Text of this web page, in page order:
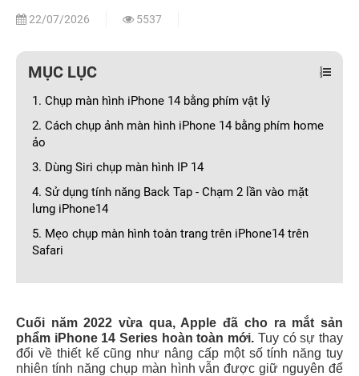
22/07/2026 5537
MỤC LỤC
1. Chụp màn hình iPhone 14 bằng phím vật lý
2. Cách chụp ảnh màn hình iPhone 14 bằng phím home
ảo
3. Dùng Siri chụp màn hình IP 14
4. Sử dụng tính năng Back Tap - Chạm 2 lần vào mặt
lưng iPhone14
5. Mẹo chụp màn hình toàn trang trên iPhone14 trên
Safari
Cuối năm 2022 vừa qua, Apple đã cho ra mắt sản
phẩm iPhone 14 Series hoàn toàn mới. Tuy có sự thay
đổi về thiết kế cũng như nâng cấp một số tính năng tuy
nhiên tính năng chụp màn hình vẫn được giữ nguyên để